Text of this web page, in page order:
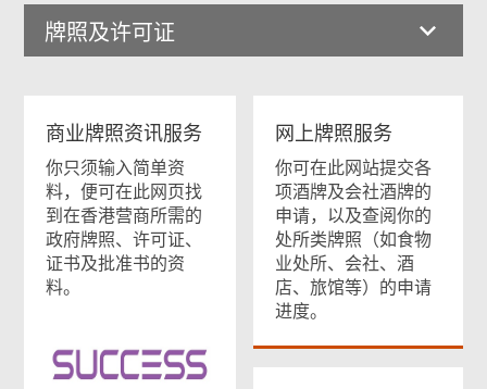
牌照及许可证
商业牌照资讯服务
你只须输入简单资
料，便可在此网页找
到在香港营商所需的
政府牌照、许可证、
证书及批准书的资
料。
网上牌照服务
你可在此网站提交各
项酒牌及会社酒牌的
申请，以及查阅你的
处所类牌照（如食物
业处所、会社、酒
店、旅馆等）的申请
进度。